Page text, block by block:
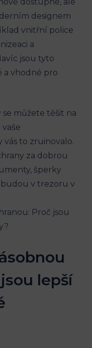
designem
vnitřní police
a
jsou tyto
a vhodné pro
můžete těšit na
vás to zruinovalo.
za dobrou
šperky
budou v trezoru v
lepší